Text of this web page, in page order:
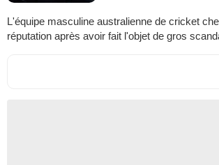
L'équipe masculine australienne de cricket
réputation après avoir fait l'objet de gros